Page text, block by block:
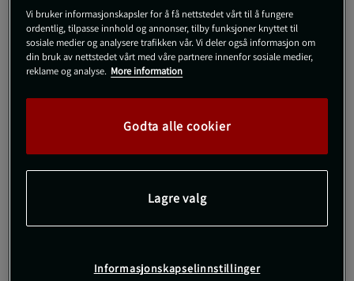
Gi meg beskjed via e-post
!
Dette produktet er dessverre ikke i lager. Få beskjed når det
SKU #5670R | EAN7340028828969
Star Nutritions premium-serie. Dette høyt doserte PWO-
Vi bruker informasjonskapsler for å få nettstedet vårt til å fungere
ordentlig, tilpasse innhold og annonser, tilby funksjoner knyttet til
sosiale medier og analysere trafikken vår. Vi deler også informasjon om
din bruk av nettstedet vårt med våre partnere innenfor sosiale medier,
reklame og analyse. More information
Godta alle cookier
Lagre valg
Informasjonskapselinnstillinger